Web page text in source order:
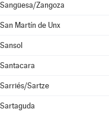
Sangüesa/Zangoza
San Martín de Unx
Sansol
Santacara
Sarriés/Sartze
Sartaguda